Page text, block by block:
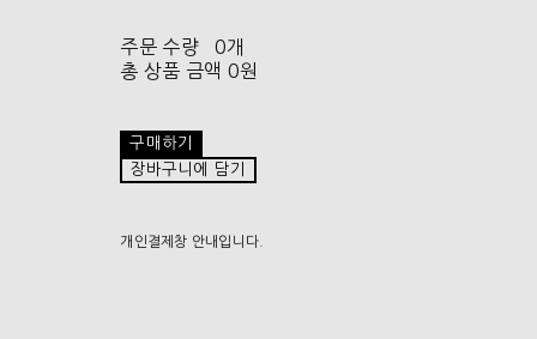
주문 수량
0개
총 상품 금액 0원
구매하기
장바구니에 담기
개인결제창 안내입니다.